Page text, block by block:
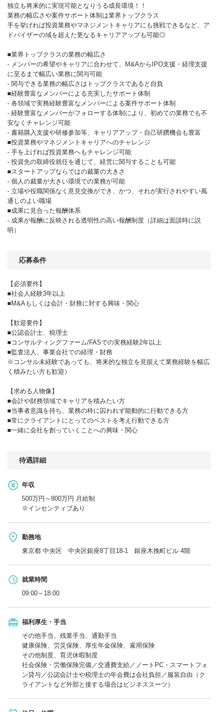
独立も将来的に実現可能となりうる成長環境！！
業務の幅広さや案件サポート体制は業界トップクラス
手を挙げれば投資業務やマネジメントキャリアにも挑戦できるなど、ア
ドバイザーの域を超えた更なるキャリアアップも可能◎
■業界トップクラスの業務の幅広さ
- メンバーの希望やキャリアに合わせて、M&AからIPO支援・経理支援
に至るまで幅広い業務に関与可能
- 関与できる業務の幅広さはトップクラスであると自負
■経験豊富なメンバーによる充実したサポート体制
- 各領域で実務経験豊富なメンバーによる案件サポート体制
- 経験豊富なメンバーがフォローする体制により、初めての業務でも不
安なくチャレンジ可能
- 書籍購入支援や研修参加等、キャリアアップ・自己研鑽機会も豊富
■投資業務やマネジメントキャリアへのチャレンジ
- 手を上げれば投資業務へもチャレンジ可能
- 投資先の取締役就任を通じて、経営に関与することも可能
■スタートアップならではの裁量の大きさ
- 個人の裁量が大きい環境での業務が可能
- 立場や役職関係なく意見交換ができ、かつ、それが実行されやすい風
通しのよい職場
■成果に見合った報酬体系
- 成果が報酬に反映される透明性の高い報酬制度（詳細は面談時に説
明）
応募条件
【必須要件】
■社会人経験3年以上
■M&Aもしくは会計・財務に対する興味・関心
【歓迎要件】
■公認会計士、税理士
■コンサルティングファーム/FASでの実務経験2年以上
■監査法人、事業会社での経理・財務
※コンサル未経験であっても、将来的な独立を見据えて業務経験を幅広
く積みたい方も歓迎）
【求める人物像】
■会計や財務領域でキャリアを積みたい方
■当事者意識を持ち、業務の枠に囚われず能動的に行動できる方
■常にクライアントにとってのベストを考え行動できる方
■一緒に会社を創っていくことへの興味・関心
待遇詳細
年収
500万円～800万円 月給制
※インセンティブあり
勤務地
東京都 中央区 中央区銀座8丁目18-1 銀座木挽町ビル 4階
就業時間
09:00～18:00
福利厚生・手当
その他手当、残業手当、通勤手当
健康保険、労災保険、厚生年金保険、雇用保険
その他制度、育児休暇制度
社会保険・労働保険完備／交通費支給／ノートPC・スマートフォ
ン貸与／公認会計士や税理士の年会費は会社負担／服装自由（ク
ライアントなど外部と接する場合はビジネススーツ）